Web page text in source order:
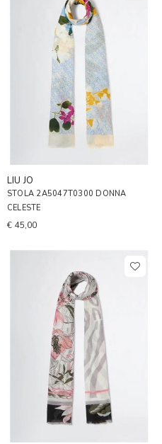
LIU JO
STOLA 2A5047T0300 DONNA
CELESTE
€ 45,00